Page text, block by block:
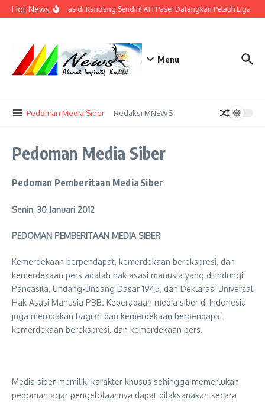
Lewati ke konten
Hot NewsBidik Emas di Kandang Sendiri! AFI Paser Datangkan Pelatih Liga
Menu
Pedoman Media Siber Redaksi MNEWS
Pedoman Media Siber
Pedoman Pemberitaan Media Siber
Senin, 30 Januari 2012
PEDOMAN PEMBERITAAN MEDIA SIBER
Kemerdekaan berpendapat, kemerdekaan berekspresi, dan
kemerdekaan pers adalah hak asasi manusia yang dilindungi
Pancasila, Undang-Undang Dasar 1945, dan Deklarasi Universal
Hak Asasi Manusia PBB. Keberadaan media siber di Indonesia
juga merupakan bagian dari kemerdekaan berpendapat,
kemerdekaan berekspresi, dan kemerdekaan pers.
Media siber memiliki karakter khusus sehingga memerlukan
pedoman agar pengelolaannya dapat dilaksanakan secara